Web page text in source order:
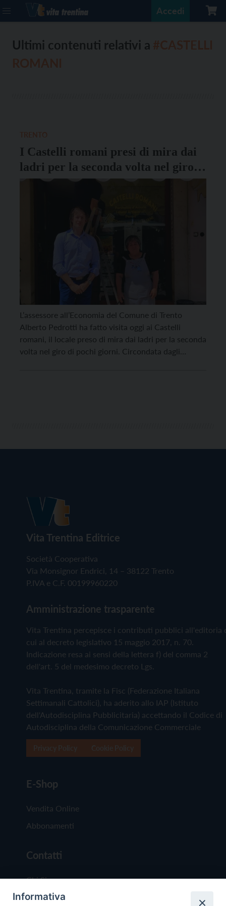
Accedi
Ultimi contenuti relativi a
I Castelli romani presi di mira dai
ladri per la seconda volta nel giro
di pochi giorni: la solidarietà
L’assessore all’Economia del Comune di Trento
Alberto Pedrotti ha fatto visita oggi ai Castelli
romani, il locale preso di mira dai ladri per la seconda
volta nel giro di pochi giorni. Circondata dagli
Vita Trentina Editrice
Società Cooperativa
Via Monsignor Endrici, 14 – 38122 Trento
P.IVA e C.F. 00199960220
Amministrazione trasparente
Vita Trentina percepisce i contributi pubblici all'editoria
cui al decreto legislativo 15 maggio 2017, n. 70.
Indicazione resa ai sensi della lettera f) del comma 2
dell'art. 5 del medesimo decreto Lgs.
Vita Trentina, tramite la Fisc (Federazione Italiana
Settimanali Cattolici), ha aderito allo IAP (Istituto
dell'Autodisciplina Pubblicitaria) accettando il Codice di
Autodisciplina della Comunicazione Commerciale
E-Shop
Vendita Online
Abbonamenti
Contatti
Chi Siamo
Redazione
Informativa